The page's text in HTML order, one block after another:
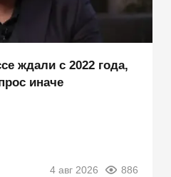
ждали с 2022 года,
иначе
4 авг 2026 886